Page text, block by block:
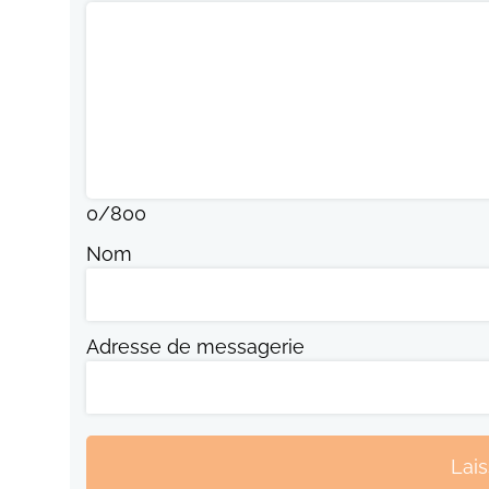
0/800
Nom
Adresse de messagerie